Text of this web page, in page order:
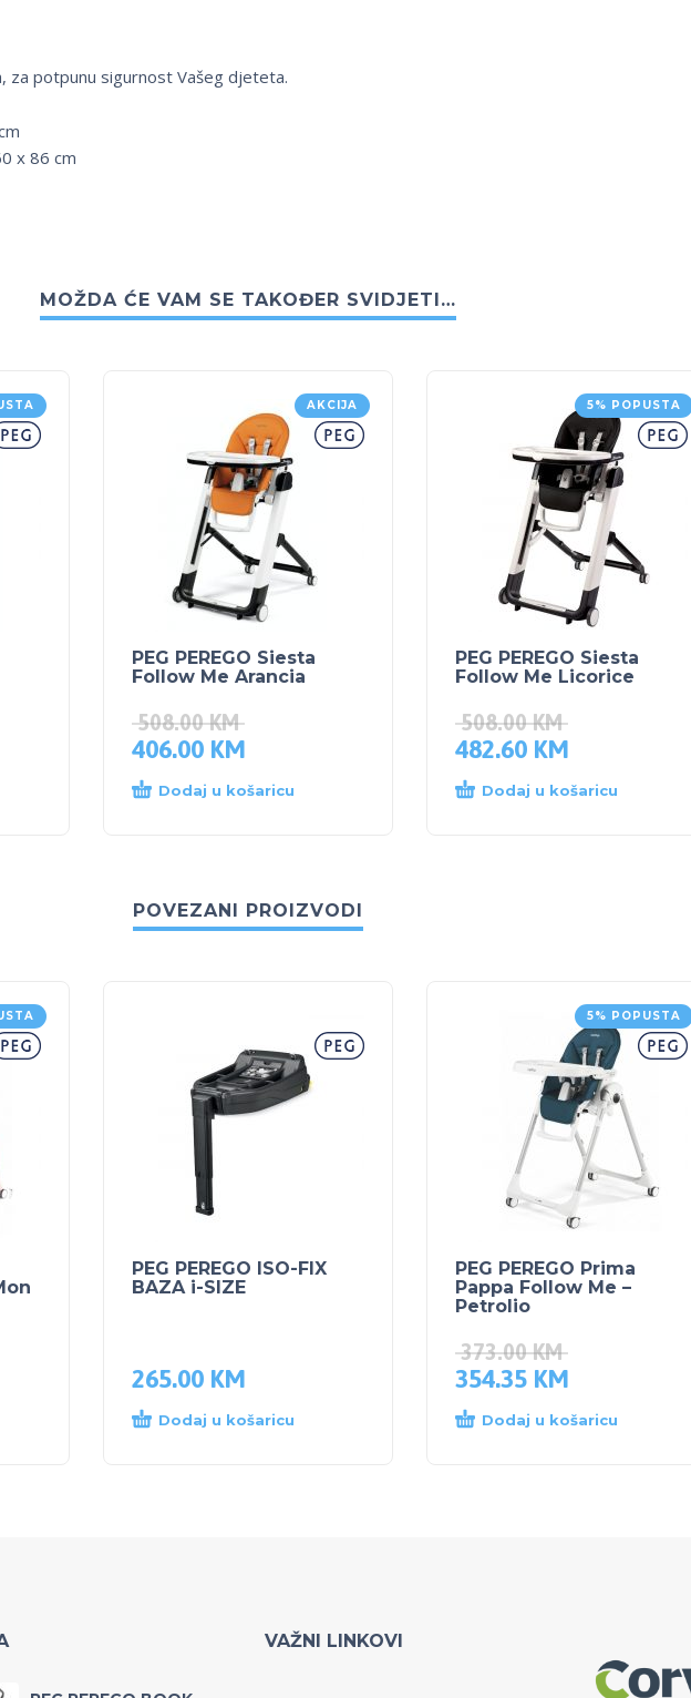
za potpunu sigurnost Vašeg djeteta.
x 86 cm
MOŽDA ĆE VAM SE TAKOĐER SVIDJETI…
AKCIJA
PEG PEREGO Siesta
Follow Me Arancia
508.00KM
406.00 KM
Dodaj u košaricu
5% POPUSTA
PEG PEREGO Siesta
Follow Me Licorice
508.00KM
482.60 KM
Dodaj u košaricu
POVEZANI PROIZVODI
PEG PEREGO ISO-FIX
BAZA i-SIZE
265.00 KM
Dodaj u košaricu
5% POPUSTA
PEG PEREGO Prima
Pappa Follow Me –
Petrolio
373.00KM
354.35 KM
Dodaj u košaricu
VAŽNI LINKOVI